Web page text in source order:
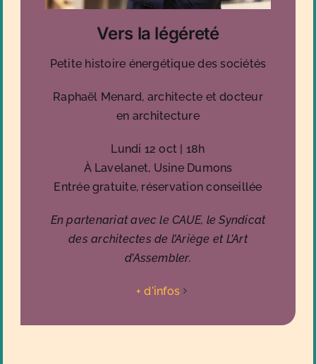
Vers la légéreté
Petite histoire énergétique des sociétés
Raphaël Menard, architecte et docteur
en architecture
Lundi 12 oct | 18h
À Lavelanet, Usine Dumons
Entrée gratuite, réservation conseillée
En partenariat avec le CAUE, le Syndicat
des architectes de l’Ariège et L’Art
d’Assembler.
+ d'infos